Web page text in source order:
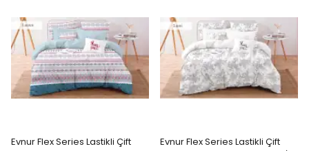
Evnur Flex Series Lastikli Çift
Evnur Flex Series Lastikli Çift